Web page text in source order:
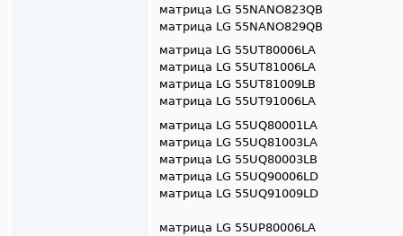
матрица LG 55NANO823QB
​​​​​​​матрица LG 55NANO829QB
​​​​​​​матрица LG 55UT80006LA
​​​​​​​матрица LG 55UT81006LA
​​​​​​​матрица LG 55UT81009LB
​​​​​​​матрица LG 55UT91006LA
​​​​​​​матрица LG 55UQ80001​​​​​​​LA
​​​​​​​матрица LG 55UQ81003​​​​​​​LA​​​​​​​
​​​​​​​матрица LG 55UQ80003​​​​​​​LB​​​​​​​
матрица LG 55UQ90006LD
​​​​​​​матрица LG 55UQ9100​​​​9LD
матрица LG 55UP80006LA